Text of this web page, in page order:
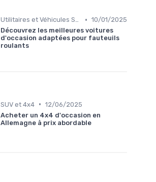
Utilitaires et Véhicules Spéciaux • 10/01/2025
Découvrez les meilleures voitures
d'occasion adaptées pour fauteuils
roulants
SUV et 4x4 • 12/06/2025
Acheter un 4x4 d'occasion en
Allemagne à prix abordable